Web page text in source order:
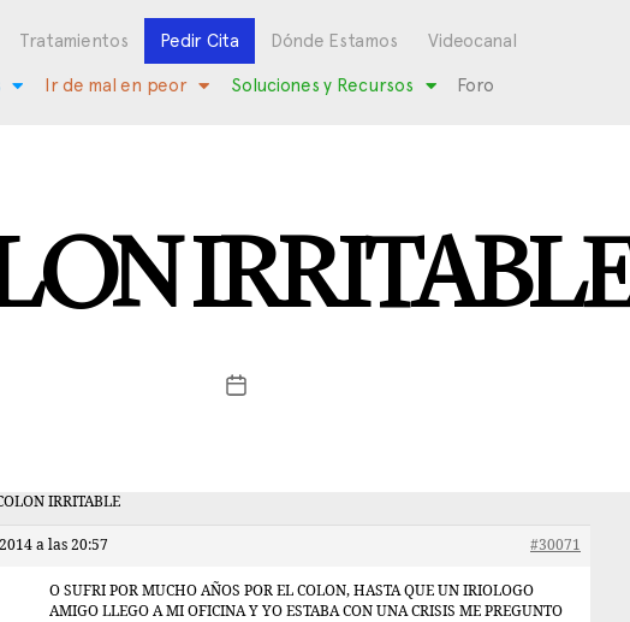
Tratamientos Pedir Cita Dónde Estamos Videocanal
Ir de mal en peor Soluciones y Recursos Foro
IRRITABLE
a las 20:57 #30071
O SUFRI POR MUCHO AÑOS POR EL COLON, HASTA QUE UN IRIOLOGO
AMIGO LLEGO A MI OFICINA Y YO ESTABA CON UNA CRISIS ME PREGUNTO